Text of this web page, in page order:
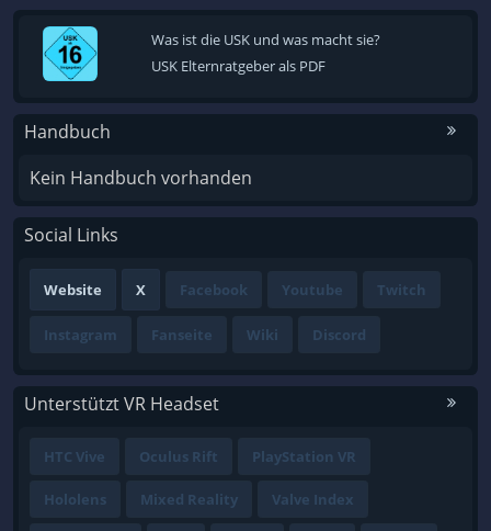
Was ist die USK und was macht sie?
USK Elternratgeber als PDF
Handbuch
Kein Handbuch vorhanden
Social Links
Website X Facebook Youtube Twitch
Instagram Fanseite Wiki Discord
Unterstützt VR Headset
HTC Vive Oculus Rift PlayStation VR
Hololens Mixed Reality Valve Index